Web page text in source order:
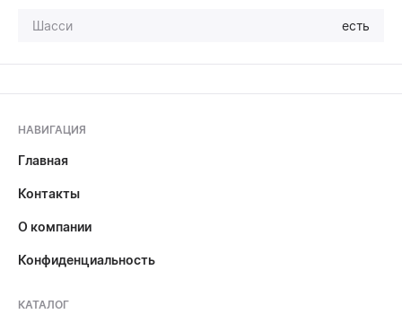
Шасси есть
НАВИГАЦИЯ
Главная
Контакты
О компании
Конфиденциальность
КАТАЛОГ